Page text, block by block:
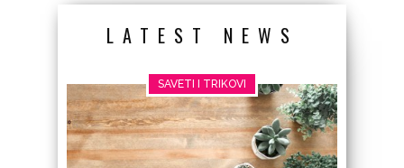
LATEST NEWS
SAVETI I TRIKOVI